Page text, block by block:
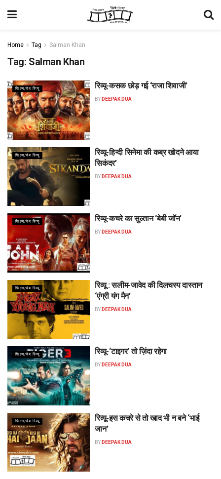
Home Tag Salman Khan
Tag: Salman Khan
फिल्म/वेब रिव्यू रिव्यू-कसक छोड़ गई ‘राजा शिवाजी’
BY DEEPAK DUA
फिल्म/वेब रिव्यू
रिव्यू-हिन्दी सिनेमा की कब्र खोदने आया
सिकंदर’
BY DEEPAK DUA
फिल्म/वेब रिव्यू रिव्यू-कचरे का सुल्तान ‘बेबी जॉन’
BY DEEPAK DUA
फिल्म/वेब रिव्यू
रिव्यू : सलीम-जावेद की दिलचस्प दास्तान
‘एंग्री यंग मैन’
BY DEEPAK DUA
फिल्म/वेब रिव्यू रिव्यू-‘टाइगर’ तो ज़िंदा रहेगा
BY DEEPAK DUA
फिल्म/वेब रिव्यू
रिव्यू-इस कचरे से तो खाद भी न बने ‘भाई
जान’
BY DEEPAK DUA